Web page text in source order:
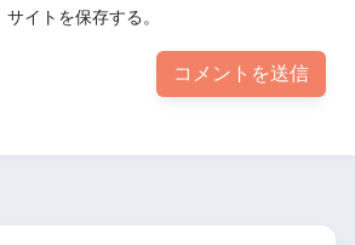
イトを保存する。